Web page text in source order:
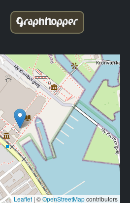
Leaflet | ©OpenStreetMapcontributors